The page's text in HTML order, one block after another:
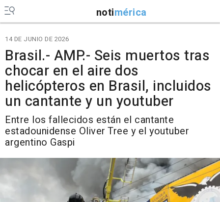
notimérica
14 DE JUNIO DE 2026
Brasil.- AMP.- Seis muertos tras
chocar en el aire dos
helicópteros en Brasil, incluidos
un cantante y un youtuber
Entre los fallecidos están el cantante
estadounidense Oliver Tree y el youtuber
argentino Gaspi